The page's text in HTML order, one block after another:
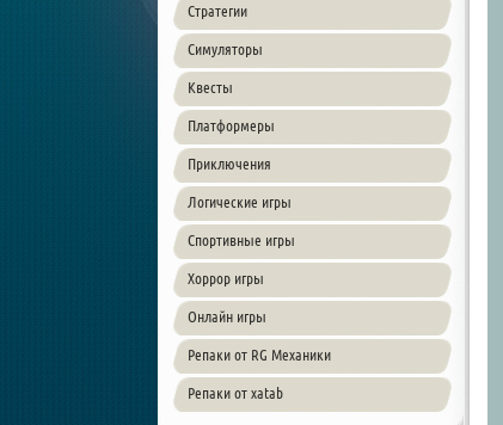
Стратегии
Симуляторы
Квесты
Платформеры
Приключения
Логические игры
Спортивные игры
Хоррор игры
Онлайн игры
Репаки от RG Механики
Репаки от xatab